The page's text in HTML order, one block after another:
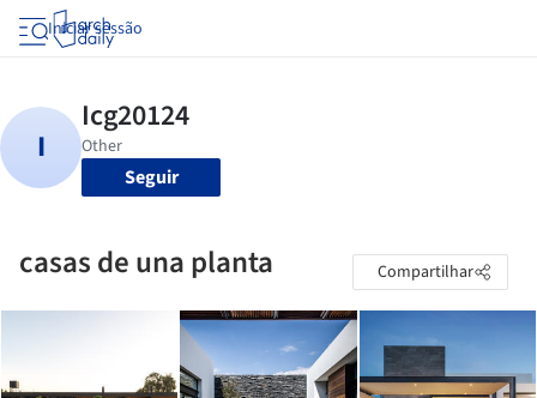
Iniciar sessão
Seguir
casas de una planta Compartilhar